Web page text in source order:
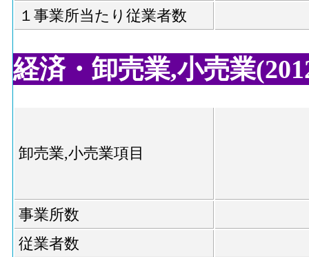
１事業所当たり従業者数
経済・卸売業,小売業
卸売業,小売業項目
事業所数
従業者数